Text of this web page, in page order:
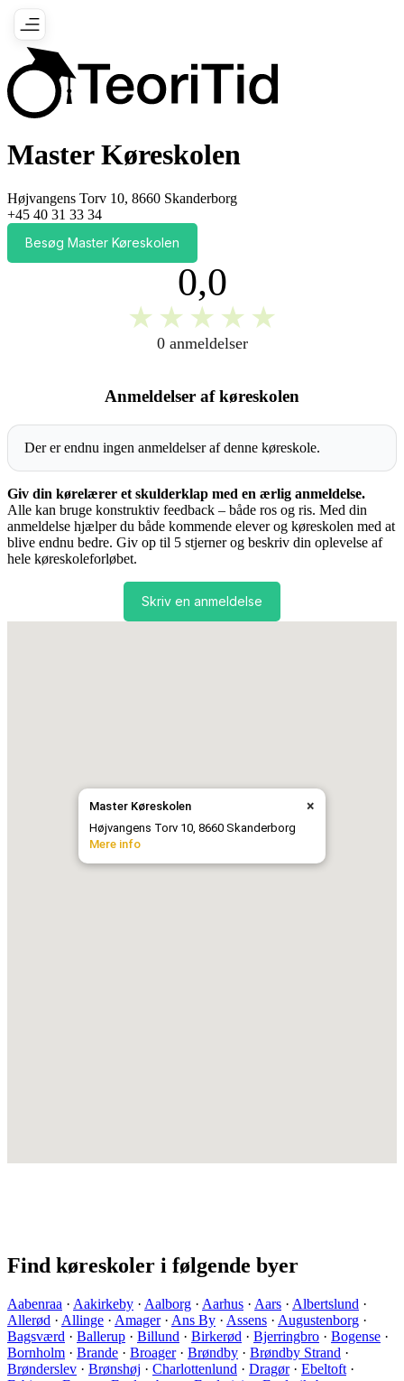
Master Køreskolen
Højvangens Torv 10, 8660 Skanderborg
+45 40 31 33 34
Besøg Master Køreskolen
0,0
★ ★ ★ ★ ★
0 anmeldelser
Anmeldelser af køreskolen
Der er endnu ingen anmeldelser af denne køreskole.
Giv din kørelærer et skulderklap med en ærlig anmeldelse.
Alle kan bruge konstruktiv feedback – både ros og ris. Med din
anmeldelse hjælper du både kommende elever og køreskolen med at
blive endnu bedre. Giv op til 5 stjerner og beskriv din oplevelse af
hele køreskoleforløbet.
Skriv en anmeldelse
×
Master Køreskolen
Højvangens Torv 10, 8660 Skanderborg
Mere info
Find køreskoler i følgende byer
Aabenraa · Aakirkeby · Aalborg · Aarhus · Aars · Albertslund ·
Allerød · Allinge · Amager· Ans By · Assens · Augustenborg ·
Bagsværd · Ballerup · Billund · Birkerød · Bjerringbro · Bogense ·
Bornholm · Brande · Broager· Brøndby · Brøndby Strand ·
Brønderslev · Brønshøj · Charlottenlund · Dragør· Ebeltoft ·